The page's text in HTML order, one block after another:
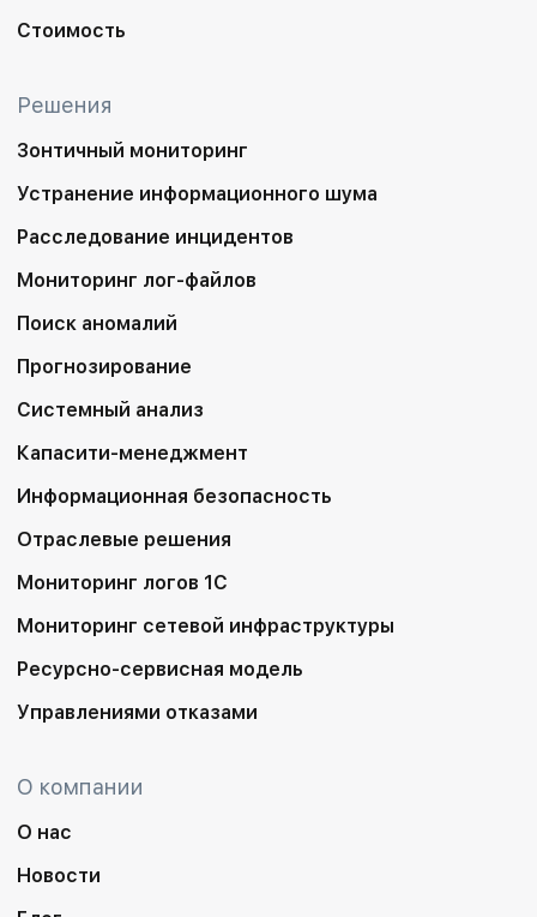
Стоимость
Решения
Зонтичный мониторинг
Устранение информационного шума
Расследование инцидентов
Мониторинг лог-файлов
Поиск аномалий
Прогнозирование
Системный анализ
Капасити-менеджмент
Информационная безопасность
Отраслевые решения
Мониторинг логов 1С
Мониторинг сетевой инфраструктуры
Ресурсно-сервисная модель
Управлениями отказами
О компании
О нас
Новости